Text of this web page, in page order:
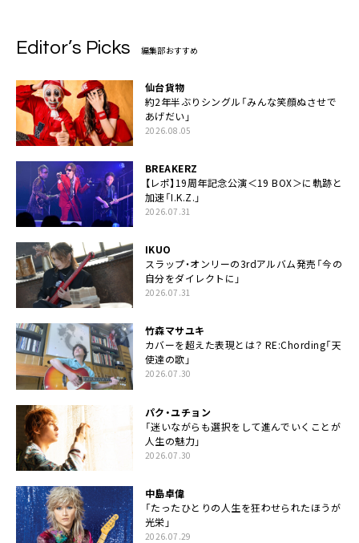
Editor’s Picks 編集部おすすめ
仙台貨物
約2年半ぶりシングル「みんな笑顔ぬさせで
あげだい」
2026.08.05
BREAKERZ
【レポ】19周年記念公演＜19 BOX＞に軌跡と
加速「I.K.Z.」
2026.07.31
IKUO
スラップ・オンリーの3rdアルバム発売「今の
自分をダイレクトに」
2026.07.31
竹森マサユキ
カバーを超えた表現とは？ RE:Chording「天
使達の歌」
2026.07.30
パク・ユチョン
「迷いながらも選択をして進んでいくことが
人生の魅力」
2026.07.30
中島卓偉
「たったひとりの人生を狂わせられたほうが
光栄」
2026.07.29